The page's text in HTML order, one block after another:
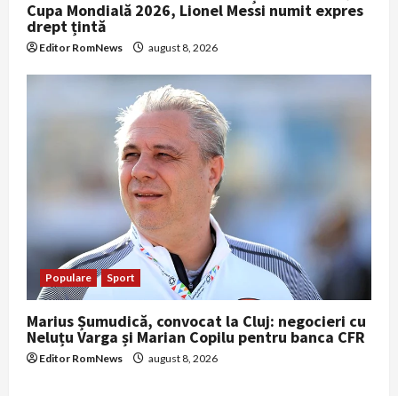
Cupa Mondială 2026, Lionel Messi numit expres
drept țintă
Editor RomNews august 8, 2026
Populare Sport
Marius Șumudică, convocat la Cluj: negocieri cu
Neluțu Varga și Marian Copilu pentru banca CFR
Editor RomNews august 8, 2026